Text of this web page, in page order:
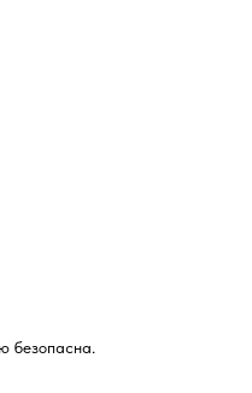
безопасна.